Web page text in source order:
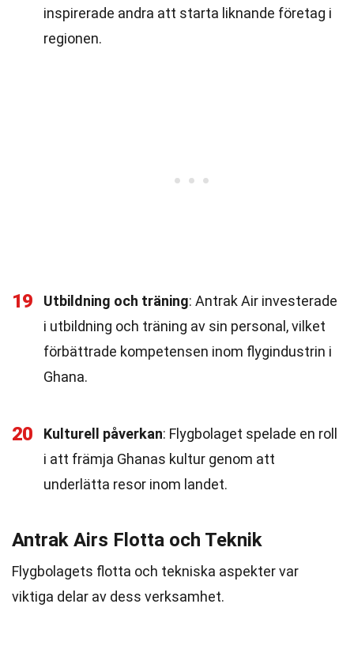
inspirerade andra att starta liknande företag i
regionen.
19 Utbildning och träning: Antrak Air investerade
i utbildning och träning av sin personal, vilket
förbättrade kompetensen inom flygindustrin i
Ghana.
20 Kulturell påverkan: Flygbolaget spelade en roll
i att främja Ghanas kultur genom att
underlätta resor inom landet.
Antrak Airs Flotta och Teknik
Flygbolagets flotta och tekniska aspekter var
viktiga delar av dess verksamhet.